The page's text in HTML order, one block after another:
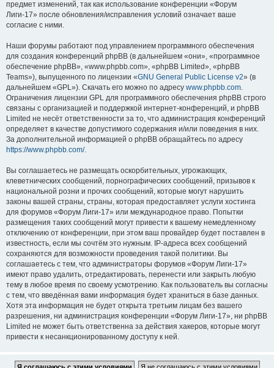
предмет изменений, так как использование конференции «Форум
Лиги-17» после обновления/исправления условий означает ваше
согласие с ними.
Наши форумы работают под управлением программного обеспечения
для создания конференций phpBB (в дальнейшем «они», «программное
обеспечение phpBB», «www.phpbb.com», «phpBB Limited», «phpBB
Teams»), выпущенного по лицензии «GNU General Public License v2» (в
дальнейшем «GPL»). Скачать его можно по адресу www.phpbb.com.
Ограничения лицензии GPL для программного обеспечения phpBB строго
связаны с организацией и поддержкой интернет-конференций, и phpBB
Limited не несёт ответственности за то, что администрация конференций
определяет в качестве допустимого содержания и/или поведения в них.
За дополнительной информацией о phpBB обращайтесь по адресу
https://www.phpbb.com/.
Вы соглашаетесь не размещать оскорбительных, угрожающих,
клеветнических сообщений, порнографических сообщений, призывов к
национальной розни и прочих сообщений, которые могут нарушить
законы вашей страны, страны, которая предоставляет услуги хостинга
для форумов «Форум Лиги-17» или международное право. Попытки
размещения таких сообщений могут привести к вашему немедленному
отключению от конференции, при этом ваш провайдер будет поставлен в
известность, если мы сочтём это нужным. IP-адреса всех сообщений
сохраняются для возможности проведения такой политики. Вы
соглашаетесь с тем, что администраторы форумов «Форум Лиги-17»
имеют право удалить, отредактировать, перенести или закрыть любую
тему в любое время по своему усмотрению. Как пользователь вы согласны
с тем, что введённая вами информация будет храниться в базе данных.
Хотя эта информация не будет открыта третьим лицам без вашего
разрешения, ни администрация конференции «Форум Лиги-17», ни phpBB
Limited не может быть ответственна за действия хакеров, которые могут
привести к несанкционированному доступу к ней.